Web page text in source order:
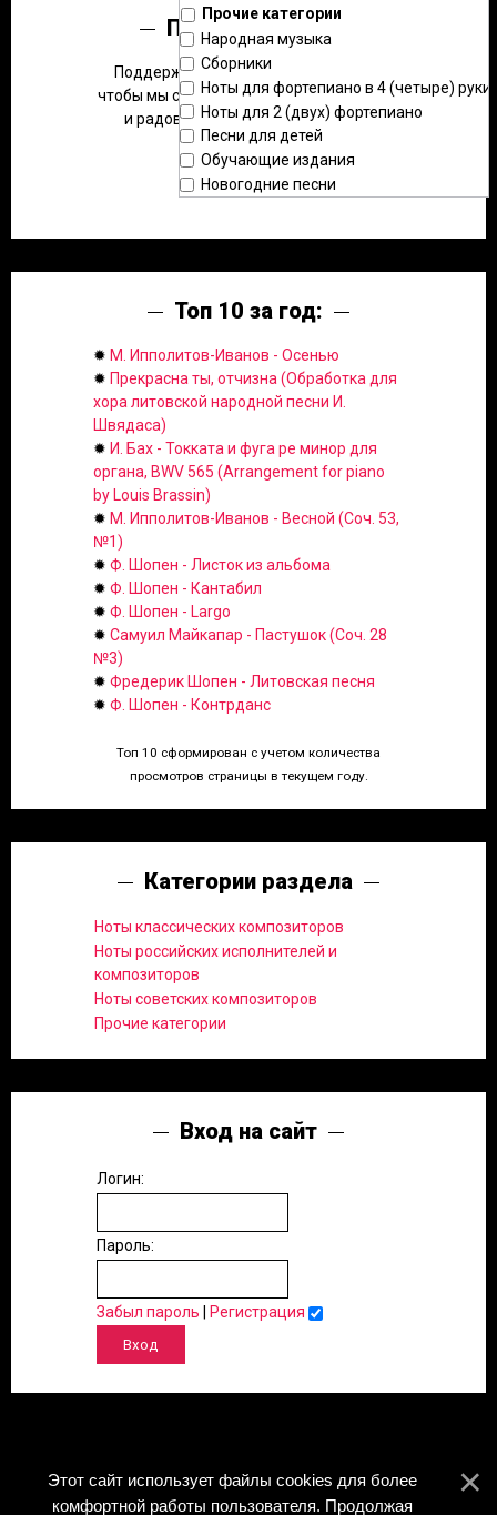
Прочие категории
Народная музыка
Сборники
Ноты для фортепиано в 4 (четыре) руки
Ноты для 2 (двух) фортепиано
Песни для детей
Обучающие издания
Новогодние песни
Помощь сайту:
Поддержите наш проект в развитии,
чтобы мы смогли размещать больше нот
и радовать вас новыми фишками.
Топ 10 за год:
✹ М. Ипполитов-Иванов - Осенью
✹ Прекрасна ты, отчизна (Обработка для
хора литовской народной песни И.
Швядаса)
✹ И. Бах - Токката и фуга ре минор для
органа, BWV 565 (Arrangement for piano
by Louis Brassin)
✹ М. Ипполитов-Иванов - Весной (Соч. 53,
№1)
✹ Ф. Шопен - Листок из альбома
✹ Ф. Шопен - Кантабил
✹ Ф. Шопен - Largo
✹ Самуил Майкапар - Пастушок (Соч. 28
№3)
✹ Фредерик Шопен - Литовская песня
✹ Ф. Шопен - Контрданс
Топ 10 сформирован с учетом количества
просмотров страницы в текущем году.
Категории раздела
Ноты классических композиторов
Ноты российских исполнителей и
композиторов
Ноты советских композиторов
Прочие категории
Вход на сайт
Логин:
Пароль:
Забыл пароль Регистрация
Этот сайт использует файлы cookies для более
комфортной работы пользователя. Продолжая